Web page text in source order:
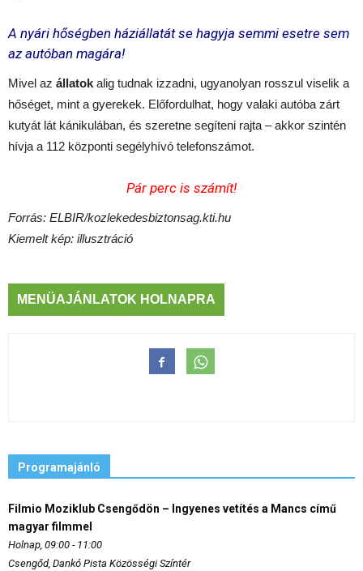
A nyári hőségben háziállatát se hagyja semmi esetre sem
az autóban magára!
Mivel az állatok alig tudnak izzadni, ugyanolyan rosszul viselik a
hőséget, mint a gyerekek. Előfordulhat, hogy valaki autóba zárt
kutyát lát kánikulában, és szeretne segíteni rajta – akkor szintén
hívja a 112 központi segélyhívó telefonszámot.
Pár perc is számít!
Forrás: ELBIR/kozlekedesbiztonsag.kti.hu
Kiemelt kép: illusztráció
MENÜAJÁNLATOK HOLNAPRA
Programajánló
Filmio Moziklub Csengődön – Ingyenes vetítés a Mancs című
magyar filmmel
Holnap, 09:00 - 11:00
Csengőd, Dankó Pista Közösségi Színtér